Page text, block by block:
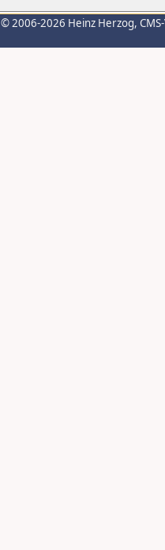
© 2006-2026 Heinz Herzog,